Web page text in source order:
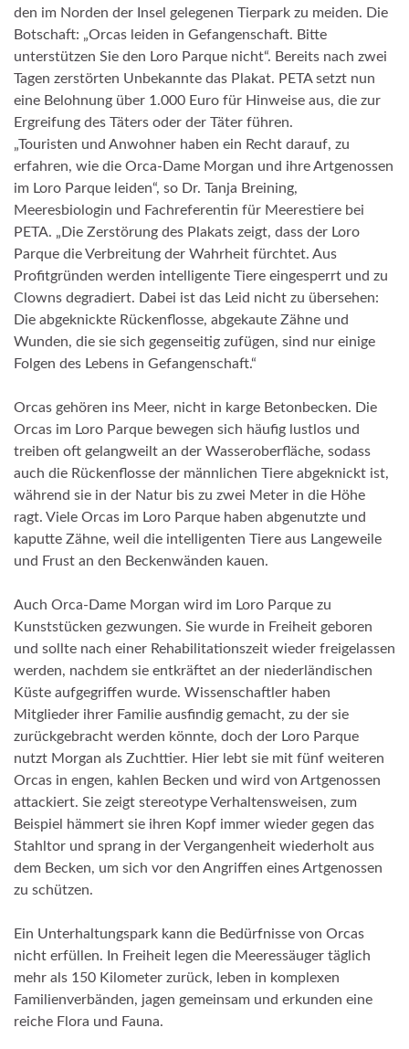
den im Norden der Insel gelegenen Tierpark zu meiden. Die
Botschaft: „Orcas leiden in Gefangenschaft. Bitte
unterstützen Sie den Loro Parque nicht“. Bereits nach zwei
Tagen zerstörten Unbekannte das Plakat. PETA setzt nun
eine Belohnung über 1.000 Euro für Hinweise aus, die zur
Ergreifung des Täters oder der Täter führen.
„Touristen und Anwohner haben ein Recht darauf, zu
erfahren, wie die Orca-Dame Morgan und ihre Artgenossen
im Loro Parque leiden“, so Dr. Tanja Breining,
Meeresbiologin und Fachreferentin für Meerestiere bei
PETA. „Die Zerstörung des Plakats zeigt, dass der Loro
Parque die Verbreitung der Wahrheit fürchtet. Aus
Profitgründen werden intelligente Tiere eingesperrt und zu
Clowns degradiert. Dabei ist das Leid nicht zu übersehen:
Die abgeknickte Rückenflosse, abgekaute Zähne und
Wunden, die sie sich gegenseitig zufügen, sind nur einige
Folgen des Lebens in Gefangenschaft.“
Orcas gehören ins Meer, nicht in karge Betonbecken. Die
Orcas im Loro Parque bewegen sich häufig lustlos und
treiben oft gelangweilt an der Wasseroberfläche, sodass
auch die Rückenflosse der männlichen Tiere abgeknickt ist,
während sie in der Natur bis zu zwei Meter in die Höhe
ragt. Viele Orcas im Loro Parque haben abgenutzte und
kaputte Zähne, weil die intelligenten Tiere aus Langeweile
und Frust an den Beckenwänden kauen.
Auch Orca-Dame Morgan wird im Loro Parque zu
Kunststücken gezwungen. Sie wurde in Freiheit geboren
und sollte nach einer Rehabilitationszeit wieder freigelassen
werden, nachdem sie entkräftet an der niederländischen
Küste aufgegriffen wurde. Wissenschaftler haben
Mitglieder ihrer Familie ausfindig gemacht, zu der sie
zurückgebracht werden könnte, doch der Loro Parque
nutzt Morgan als Zuchttier. Hier lebt sie mit fünf weiteren
Orcas in engen, kahlen Becken und wird von Artgenossen
attackiert. Sie zeigt stereotype Verhaltensweisen, zum
Beispiel hämmert sie ihren Kopf immer wieder gegen das
Stahltor und sprang in der Vergangenheit wiederholt aus
dem Becken, um sich vor den Angriffen eines Artgenossen
zu schützen.
Ein Unterhaltungspark kann die Bedürfnisse von Orcas
nicht erfüllen. In Freiheit legen die Meeressäuger täglich
mehr als 150 Kilometer zurück, leben in komplexen
Familienverbänden, jagen gemeinsam und erkunden eine
reiche Flora und Fauna.